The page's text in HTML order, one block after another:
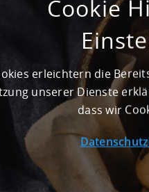
Cookie
erleichtern die
unserer Dienste
dass wir